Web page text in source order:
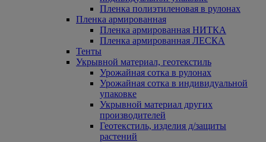
Пленка полиэтиленовая в рулонах
Пленка армированная
Пленка армированная НИТКА
Пленка армированная ЛЕСКА
Тенты
Укрывной материал, геотекстиль
Урожайная сотка в рулонах
Урожайная сотка в индивидуальной
упаковке
Укрывной материал других
производителей
Геотекстиль, изделия д/защиты
растений